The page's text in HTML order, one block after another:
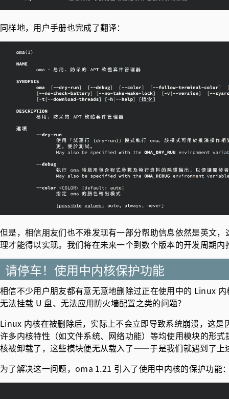
同样地，用户手册也完成了翻译：
但是，相信朋友们也不难发现有一部分帮助信息依然是英文
理才能得以实现。我们将在未来一个到数个版本的开发周期
请停车！使用中内核保护功能
相信不少用户朋友都有意无意地删除过正在使用中的 Linux
无法挂载 U 盘、无法应用防火墙配置之类的问题？
Linux 内核在被删除后，实际上不会立即导致系统崩溃，这
许多内核特性（如文件系统、网络功能）等均使用模块的形
核被卸载了，这些模块便无从载入了——于是我们就遇到了上
为了解决这一问题，oma 1.21 引入了使用中内核的保护功能